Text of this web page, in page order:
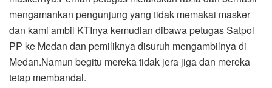
mengamankan pengunjung yang tidak memakai masker
dan kami ambil KTInya kemudian dibawa petugas Satpol
PP ke Medan dan pemiliknya disuruh mengambilnya di
Medan.Namun begitu mereka tidak jera jiga dan mereka
tetap membandal.